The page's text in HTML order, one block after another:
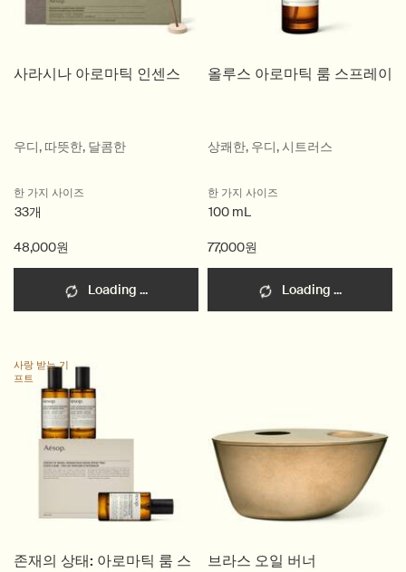
사라시나 아로마틱 인센스
우디, 따뜻한, 달콤한
한 가지 사이즈
33개
48,000원
Loading ...
올루스 아로마틱 룸 스프레이
상쾌한, 우디, 시트러스
한 가지 사이즈
100 mL
77,000원
Loading ...
사랑 받는 기
프트
존재의 상태: 아로마틱 룸 스
브라스 오일 버너